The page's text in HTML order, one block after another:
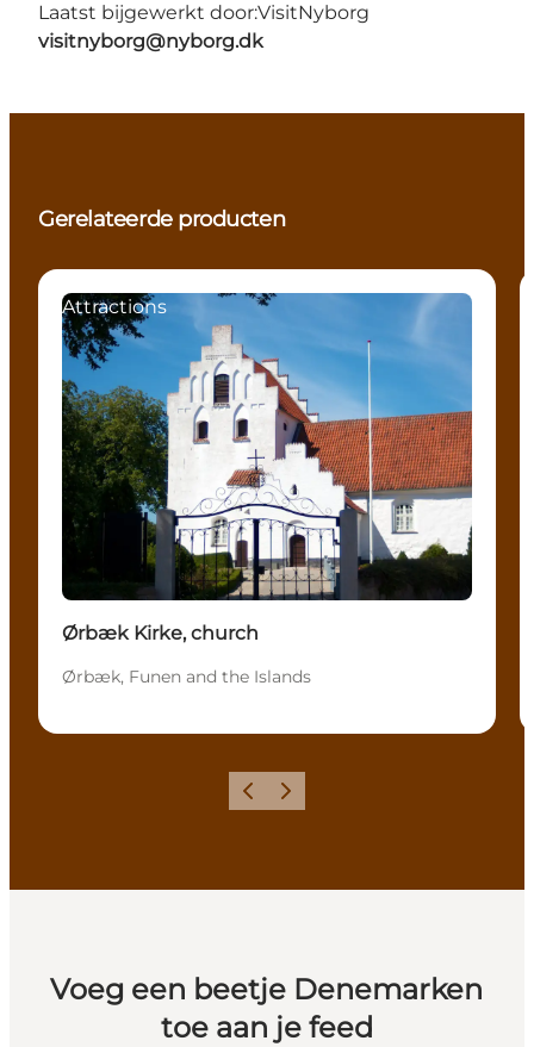
Laatst bijgewerkt door:VisitNyborg
visitnyborg@nyborg.dk
Gerelateerde producten
Attractions
Ørbæk Kirke, church
Ørbæk, Funen and the Islands
Vorige Volgende
Voeg een beetje Denemarken
toe aan je feed